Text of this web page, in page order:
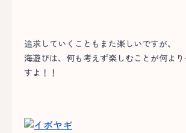
追求していくこともまた楽しいですが、
海遊びは、何も考えず楽しむことが何よ
すよ！！